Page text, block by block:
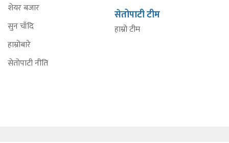
शेयर बजार
सुन चाँदि
हाम्रोबारे
सेतोपाटी नीति
सेतोपाटी टीम
हाम्रो टीम